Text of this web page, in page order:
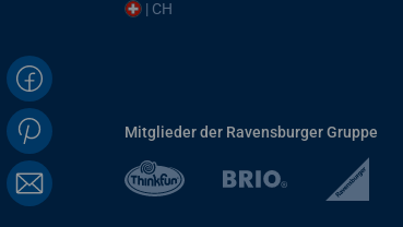
| CH
Mitglieder der Ravensburger Gruppe